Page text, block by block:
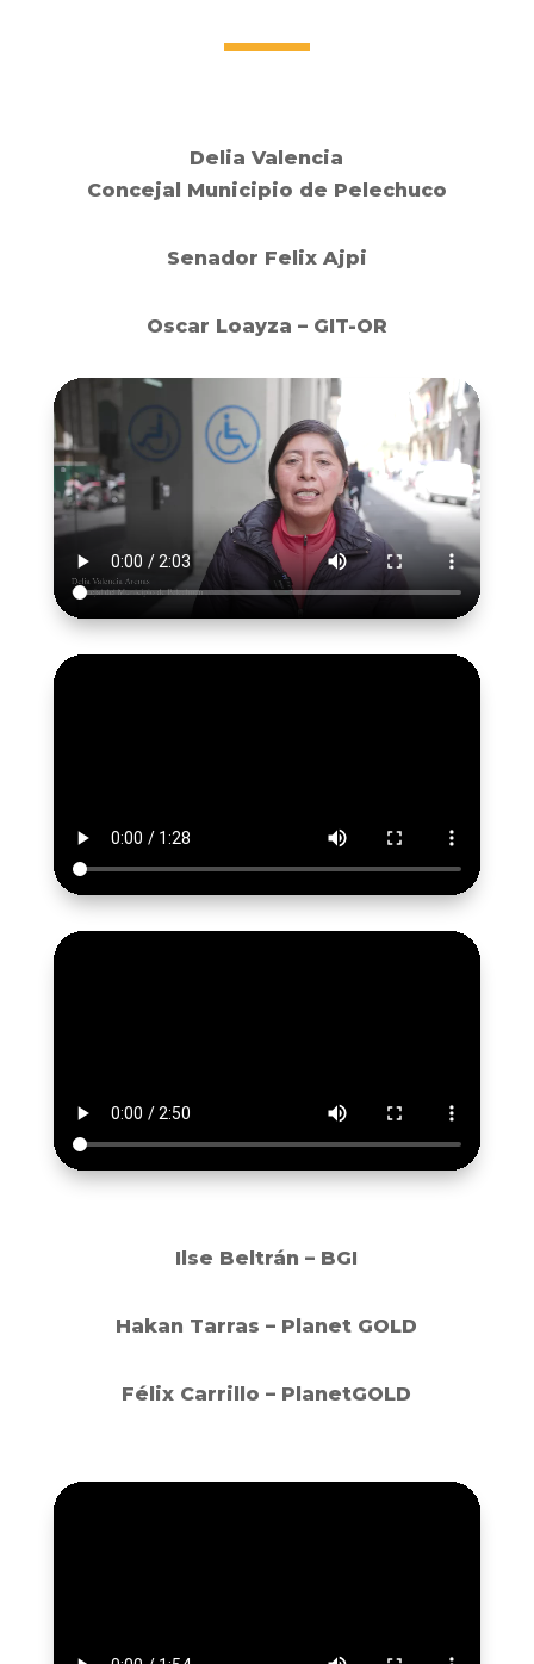
Delia Valencia
Concejal Municipio de Pelechuco
Senador Felix Ajpi
Oscar Loayza – GIT-OR
Ilse Beltrán – BGI
Hakan Tarras – Planet GOLD
Félix Carrillo – PlanetGOLD